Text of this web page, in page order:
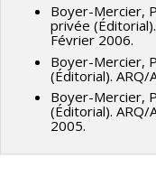
Boyer-Mercier,
privée
Février 2006.
Boyer-Mercier,
(Éditorial).
Boyer-Mercier,
(Éditorial).
2005.